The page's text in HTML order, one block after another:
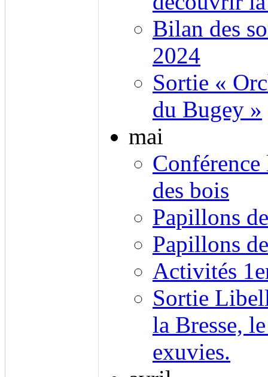
Bilan des
2024
Sortie «
du Bugey »
mai
des bois
Papillons
Papillons
Activités
Sortie
la Bresse,
exuvies.